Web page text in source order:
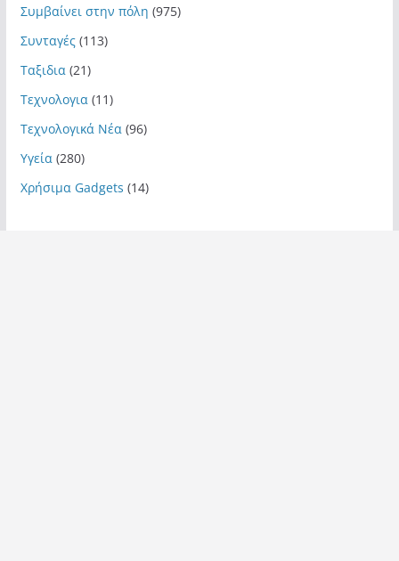
Συμβαίνει στην πόλη (975)
Συνταγές(113)
Ταξιδια (21)
Τεχνολογια (11)
Τεχνολογικά Νέα (96)
Υγεία (280)
Χρήσιμα Gadgets (14)